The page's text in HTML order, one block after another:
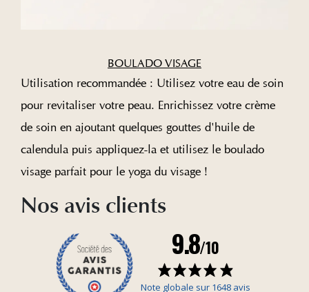
BOULADO VISAGE
Utilisation recommandée : Utilisez votre eau de soin
pour revitaliser votre peau. Enrichissez votre crème
de soin en ajoutant quelques gouttes d'huile de
calendula puis appliquez-la et utilisez le boulado
visage parfait pour le yoga du visage !
Nos avis clients